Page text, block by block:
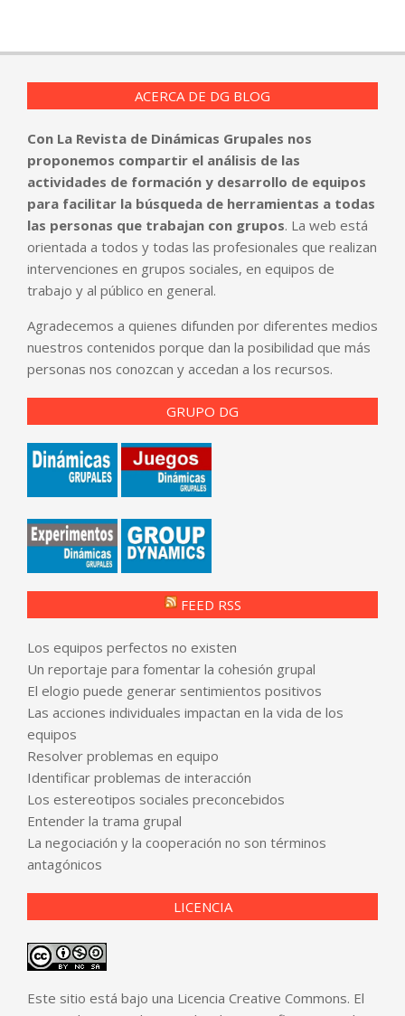
ACERCA DE DG BLOG
Con La Revista de Dinámicas Grupales nos
proponemos compartir el análisis de las
actividades de formación y desarrollo de equipos
para facilitar la búsqueda de herramientas a todas
las personas que trabajan con grupos. La web está
orientada a todos y todas las profesionales que realizan
intervenciones en grupos sociales, en equipos de
trabajo y al público en general.
Agradecemos a quienes difunden por diferentes medios
nuestros contenidos porque dan la posibilidad que más
personas nos conozcan y accedan a los recursos.
GRUPO DG
FEED RSS
Los equipos perfectos no existen
Un reportaje para fomentar la cohesión grupal
El elogio puede generar sentimientos positivos
Las acciones individuales impactan en la vida de los
equipos
Resolver problemas en equipo
Identificar problemas de interacción
Los estereotipos sociales preconcebidos
Entender la trama grupal
La negociación y la cooperación no son términos
antagónicos
LICENCIA
Este sitio está bajo una Licencia Creative Commons. El